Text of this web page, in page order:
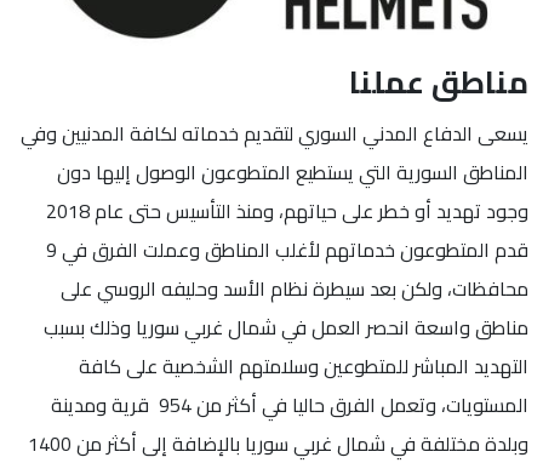
مناطق عملنا
يسعى الدفاع المدني السوري لتقديم خدماته لكافة المدنيين وفي
المناطق السورية التي يستطيع المتطوعون الوصول إليها دون
وجود تهديد أو خطر على حياتهم، ومنذ التأسيس حتى عام 2018
قدم المتطوعون خدماتهم لأغلب المناطق وعملت الفرق في 9
محافظات، ولكن بعد سيطرة نظام الأسد وحليفه الروسي على
مناطق واسعة انحصر العمل في شمال غربي سوريا وذلك بسبب
التهديد المباشر للمتطوعين وسلامتهم الشخصية على كافة
المستويات، وتعمل الفرق حاليا في أكثر من 954 قرية ومدينة
وبلدة مختلفة في شمال غربي سوريا بالإضافة إلى أكثر من 1400